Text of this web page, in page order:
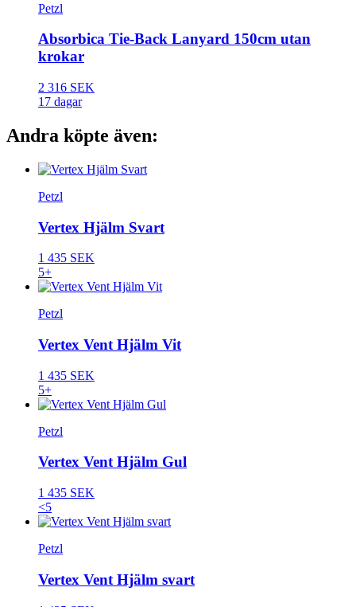
Petzl
Absorbica Tie-Back Lanyard 150cm utan
krokar
2 316 SEK
17 dagar
Andra köpte även:
Petzl
Vertex Hjälm Svart
1 435 SEK
5+
Petzl
Vertex Vent Hjälm Vit
1 435 SEK
5+
Petzl
Vertex Vent Hjälm Gul
1 435 SEK
<5
Petzl
Vertex Vent Hjälm svart